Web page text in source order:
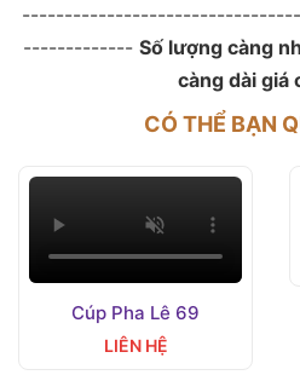
------------- Số lượng càng
càng dài giá
CÓ THỂ BẠN
Cúp Pha Lê 69
LIÊN HỆ